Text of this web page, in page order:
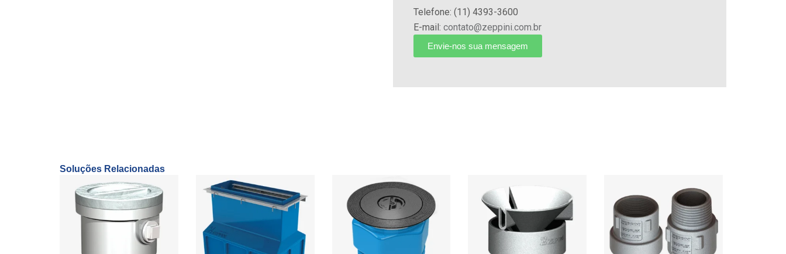
Telefone: (11) 4393-3600
E-mail: contato@zeppini.com.br
Envie-nos sua mensagem
Soluções Relacionadas